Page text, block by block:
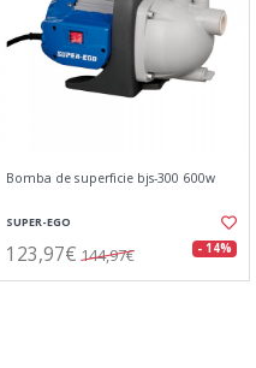
Bomba de superficie bjs-300 600w
SUPER-EGO
123,97€ 144,97€ - 14%